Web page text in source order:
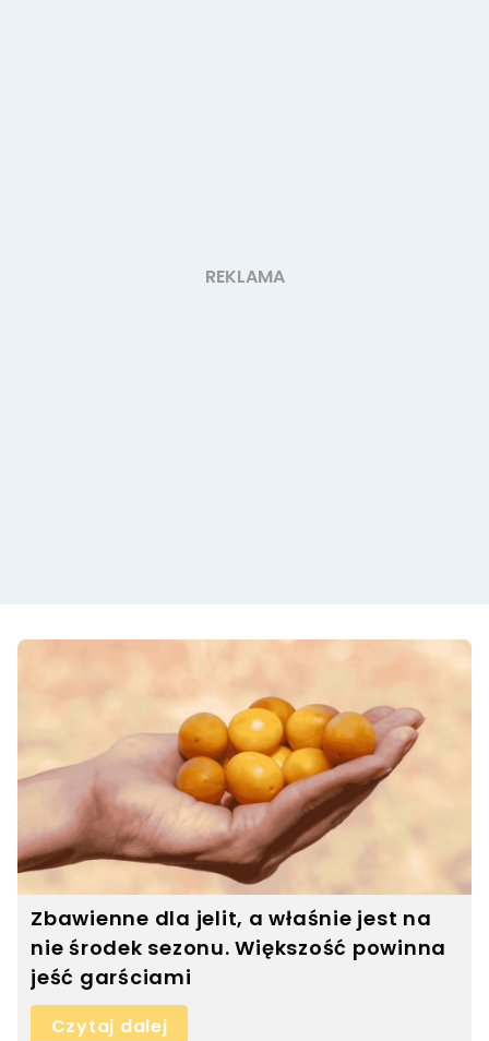
Zbawienne dla jelit, a właśnie jest na
nie środek sezonu. Większość powinna
jeść garściami
Czytaj dalej